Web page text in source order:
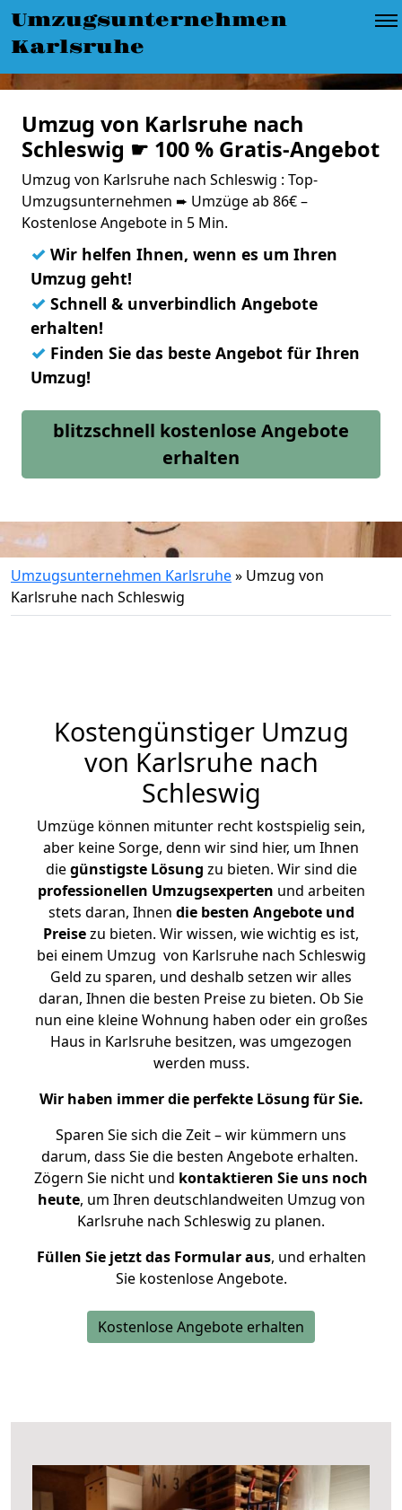
Umzugsunternehmen
Karlsruhe
Umzug von Karlsruhe nach
Schleswig ☛ 100 % Gratis-Angebot
Umzug von Karlsruhe nach Schleswig : Top-
Umzugsunternehmen ➨ Umzüge ab 86€ –
Kostenlose Angebote in 5 Min.
✓ Wir helfen Ihnen, wenn es um Ihren
Umzug geht!
✓ Schnell & unverbindlich Angebote
erhalten!
✓ Finden Sie das beste Angebot für Ihren
Umzug!
blitzschnell kostenlose Angebote
erhalten
Umzugsunternehmen Karlsruhe» Umzug von
Karlsruhe nach Schleswig
Kostengünstiger Umzug
von Karlsruhe nach
Schleswig
Umzüge können mitunter recht kostspielig sein,
aber keine Sorge, denn wir sind hier, um Ihnen
diegünstigste Lösung zu bieten. Wir sind die
professionellen Umzugsexperten und arbeiten
stets daran, Ihnen die besten Angebote und
Preisezu bieten. Wir wissen, wie wichtig es ist,
bei einem Umzug von Karlsruhe nach Schleswig
Geld zu sparen, und deshalb setzen wir alles
daran, Ihnen die besten Preise zu bieten. Ob Sie
nun eine kleine Wohnung haben oder ein großes
Haus in Karlsruhe besitzen, was umgezogen
werden muss.
Wir haben immer die perfekte Lösung für Sie.
Sparen Sie sich die Zeit – wir kümmern uns
darum, dass Sie die besten Angebote erhalten.
Zögern Sie nicht und kontaktieren Sie uns noch
heute, um Ihren deutschlandweiten Umzug von
Karlsruhe nach Schleswig zu planen.
Füllen Sie jetzt das Formular aus, und erhalten
Sie kostenlose Angebote.
Kostenlose Angebote erhalten